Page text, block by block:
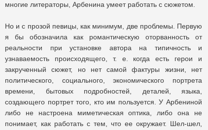
многие литераторы, Арбенина умеет работать с сюжетом.
Но и с прозой певицы, как минимум, две проблемы. Первую
я бы обозначила как романтическую оторванность от
реальности при установке автора на типичность и
узнаваемость происходящего, т. е. когда есть герои и
закрученный сюжет, но нет самой фактуры жизни, нет
политического, социального, экономического портрета
времени, бытовых подробностей, деталей, языка,
создающего портрет того, кто им пользуется. У Арбениной
либо не настроена миметическая оптика, либо она не
понимает, как работать с тем, что ее окружает. Шел-шел,